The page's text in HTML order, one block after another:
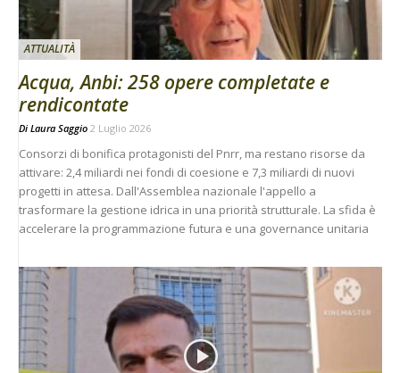
ATTUALITÀ
Acqua, Anbi: 258 opere completate e
rendicontate
Di Laura Saggio 2 Luglio 2026
Consorzi di bonifica protagonisti del Pnrr, ma restano risorse da
attivare: 2,4 miliardi nei fondi di coesione e 7,3 miliardi di nuovi
progetti in attesa. Dall'Assemblea nazionale l'appello a
trasformare la gestione idrica in una priorità strutturale. La sfida è
accelerare la programmazione futura e una governance unitaria